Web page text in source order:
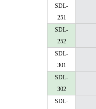
SDL-
251
SDL-
252
SDL-
301
SDL-
302
SDL-